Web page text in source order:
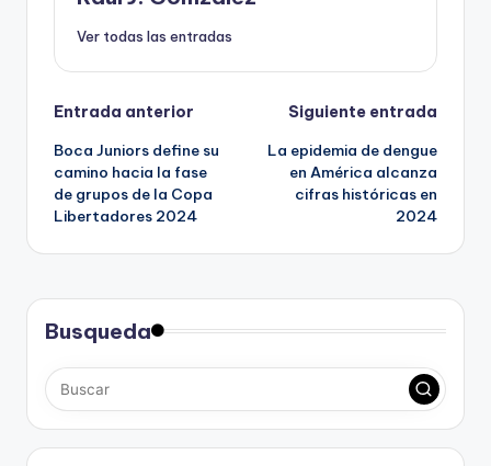
Ver todas las entradas
Navegación
de
entradas
Entrada anterior
Boca Juniors define su
camino hacia la fase
de grupos de la Copa
Libertadores 2024
Siguiente entrada
La epidemia de dengue
en América alcanza
cifras históricas en
2024
Busqueda